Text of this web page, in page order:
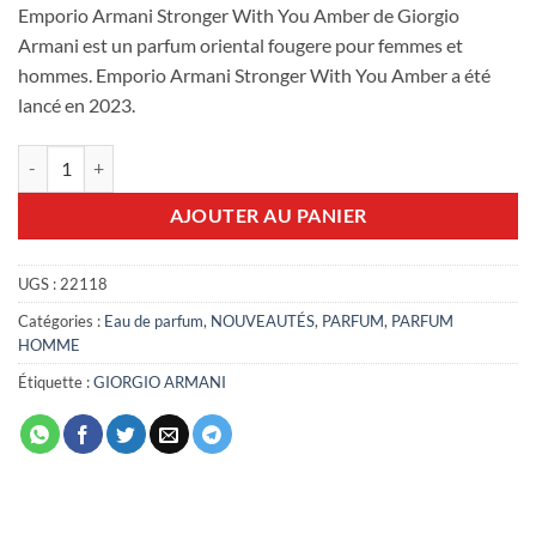
Emporio Armani Stronger With You Amber de Giorgio
Armani est un parfum oriental fougere pour femmes et
hommes. Emporio Armani Stronger With You Amber a été
lancé en 2023.
AJOUTER AU PANIER
UGS : 22118
Catégories : Eau de parfum, NOUVEAUTÉS, PARFUM, PARFUM
HOMME
Étiquette :GIORGIO ARMANI